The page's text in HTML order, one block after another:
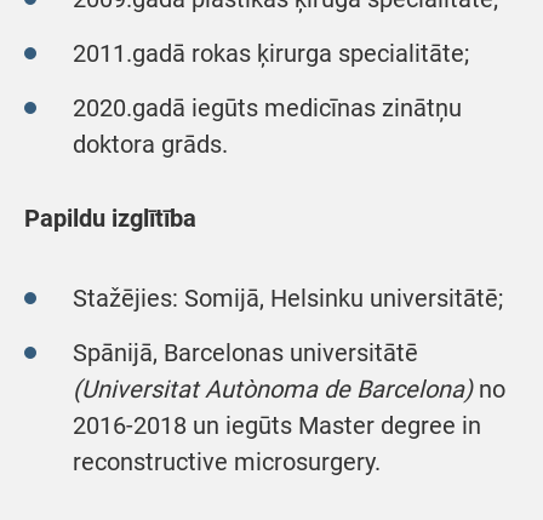
2011.gadā rokas ķirurga specialitāte;
2020.gadā iegūts medicīnas zinātņu
doktora grāds.
Papildu izglītība
Stažējies: Somijā, Helsinku universitātē;
Spānijā, Barcelonas universitātē
(Universitat Autònoma de Barcelona)no
2016-2018 un iegūts Master degree in
reconstructive microsurgery.